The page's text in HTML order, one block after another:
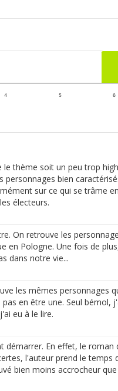
4 5 6
thème soit un peu trop
bien
sur ce qui se trâme
électeurs.
On retrouve les
en Pologne. Une fois de
dans notre vie...
les mêmes personnages
en être une. Seul
eu à le lire.
En effet, le
l'auteur prend le
bien moins accrocheur